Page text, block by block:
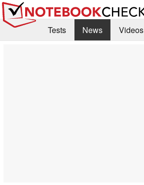
Tests News
Videos